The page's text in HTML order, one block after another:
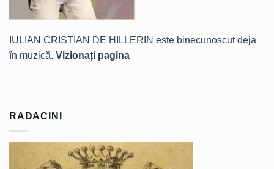
IULIAN CRISTIAN DE HILLERIN este binecunoscut deja
în muzică. Vizionați pagina
RADACINI